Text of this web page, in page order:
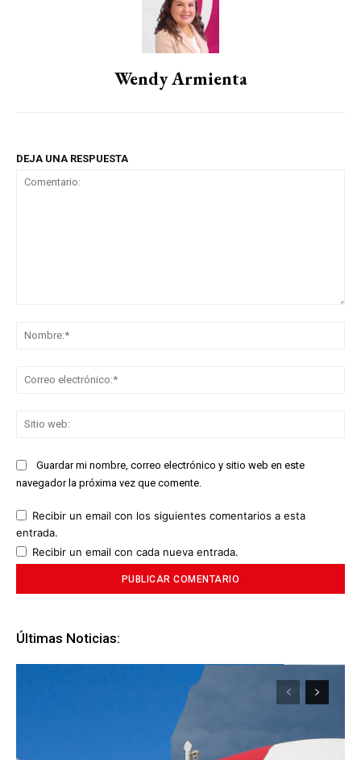
Wendy Armienta
DEJA UNA RESPUESTA
Guardar mi nombre, correo electrónico y sitio web en este
navegador la próxima vez que comente.
Recibir un email con los siguientes comentarios a esta
entrada.
Recibir un email con cada nueva entrada.
Últimas Noticias: